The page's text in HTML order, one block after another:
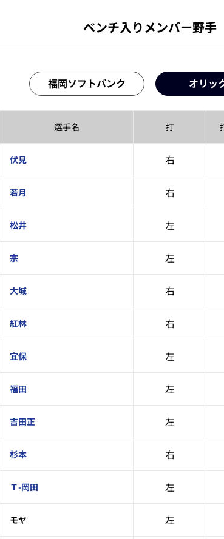
ベンチ入りメンバー野手
福岡ソフトバンク オリッ
選手名 打
伏見 右
若月 右
松井 左
宗 左
大城 右
紅林 右
宜保 左
福田 左
吉田正 左
杉本 右
Ｔ-岡田 左
モヤ 左